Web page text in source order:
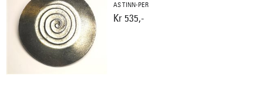
AS TINN-PER
Kr 535,-